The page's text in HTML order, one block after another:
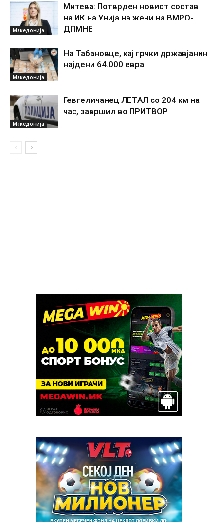
Македонија
Митева: Потврден новиот состав
на ИК на Унија на жени на ВМРО-
ДПМНЕ
Македонија
На Табановце, кај грчки државјанин
најдени 64.000 евра
Македонија
Гевгеличанец ЛЕТАЛ со 204 км на
час, завршил во ПРИТВОР